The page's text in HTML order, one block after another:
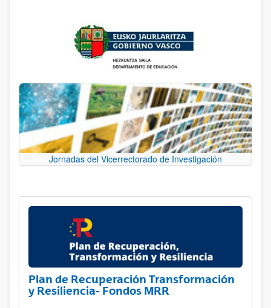
Jornadas del Vicerrectorado de Investigación
Plan de Recuperación Transformación
y Resiliencia- Fondos MRR